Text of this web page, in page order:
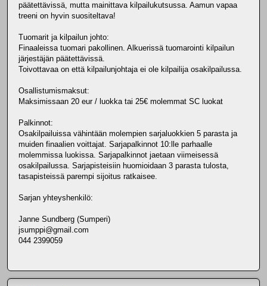
päätettävissä, mutta mainittava kilpailukutsussa. Aamun vapaa
treeni on hyvin suositeltava!
Tuomarit ja kilpailun johto:
Finaaleissa tuomari pakollinen. Alkuerissä tuomarointi kilpailun
järjestäjän päätettävissä.
Toivottavaa on että kilpailunjohtaja ei ole kilpailija osakilpailussa.
Osallistumismaksut:
Maksimissaan 20 eur / luokka tai 25€ molemmat SC luokat
Palkinnot:
Osakilpailuissa vähintään molempien sarjaluokkien 5 parasta ja
muiden finaalien voittajat. Sarjapalkinnot 10:lle parhaalle
molemmissa luokissa. Sarjapalkinnot jaetaan viimeisessä
osakilpailussa. Sarjapisteisiin huomioidaan 3 parasta tulosta,
tasapisteissä parempi sijoitus ratkaisee.
Sarjan yhteyshenkilö:
Janne Sundberg (Sumperi)
jsumppi@gmail.com
044 2399059